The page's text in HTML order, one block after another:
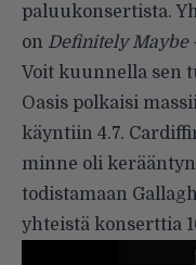
paluukonsertista.
on Definitely Maybe
Voit kuunnella sen
Oasis polkaisi
käyntiin 4.7.
minne oli
todistamaan
yhteistä konserttia